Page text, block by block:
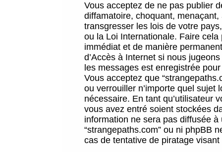
Vous acceptez de ne pas publier
diffamatoire, choquant,
transgresser les lois de votre
ou la Loi Internationale. Faire
immédiat et de manière
d’Accès à Internet si nous
les messages est enregistrée
Vous acceptez que
ou verrouiller n’importe quel sujet
nécessaire. En tant qu’utilisateur
vous avez entré soient stockées
information ne sera pas diffusée
“strangepaths.com” ou ni phpBB
cas de tentative de piratage